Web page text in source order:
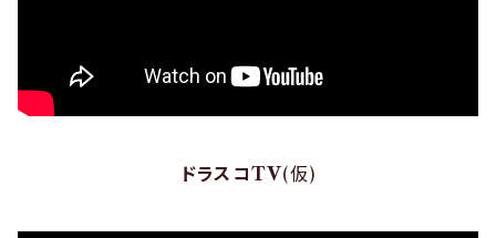
ドラスコTV(仮)